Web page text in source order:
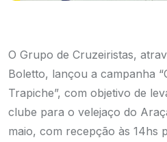
O Grupo de Cruzeiristas,
Boletto, lançou a campanha
Trapiche”, com objetivo de
clube para o velejaço do
maio, com recepção às 14hs